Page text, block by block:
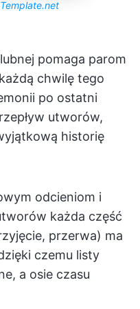
Template.net
pomaga parom
chwilę tego
po ostatni
utworów,
historię
odcieniom i
każda część
przerwa) ma
czemu listy
a osie czasu